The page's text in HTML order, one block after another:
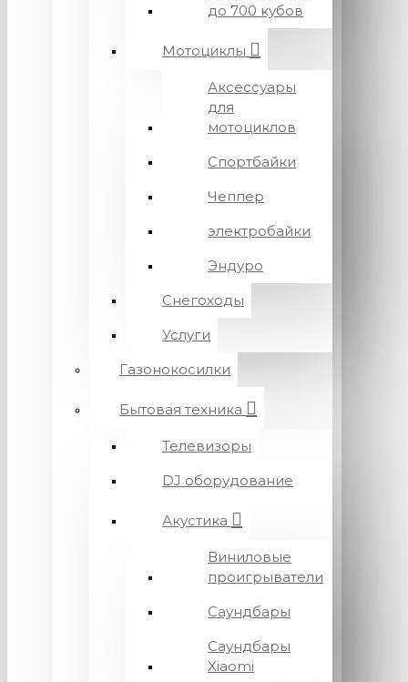
до 700 кубов
Мотоциклы
Аксессуары
для
мотоциклов
Спортбайки
Чеппер
электробайки
Эндуро
Снегоходы
Услуги
Газонокосилки
Бытовая техника
Телевизоры
DJ оборудование
Акустика
Виниловые
проигрыватели
Саундбары
Саундбары
Xiaomi